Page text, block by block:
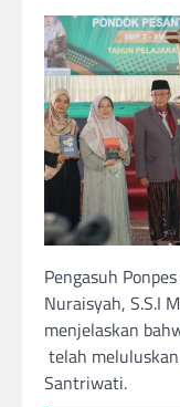
Pengasuh
Nuraisyah, S.S.I
menjelaskan
telah
Santriwati.